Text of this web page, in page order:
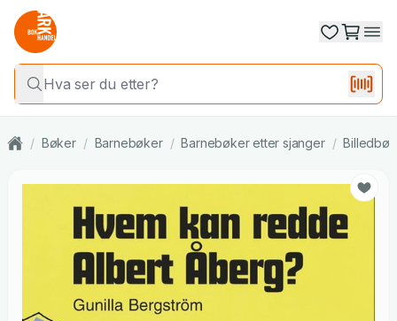
/ Bøker / Barnebøker / Barnebøker etter sjanger /